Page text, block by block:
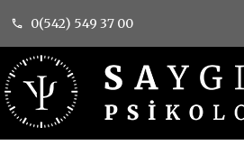
0(542) 549 37 00